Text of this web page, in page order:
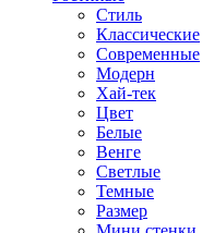
Стиль
Классические
Современные
Модерн
Хай-тек
Цвет
Белые
Венге
Светлые
Темные
Размер